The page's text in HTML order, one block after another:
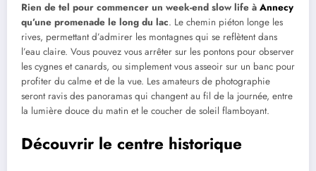
Rien de tel pour commencer un week-end slow life à Annecy
qu’une promenade le long du lac. Le chemin piéton longe les
rives, permettant d’admirer les montagnes qui se reflètent dans
l’eau claire. Vous pouvez vous arrêter sur les pontons pour observer
les cygnes et canards, ou simplement vous asseoir sur un banc pour
profiter du calme et de la vue. Les amateurs de photographie
seront ravis des panoramas qui changent au fil de la journée, entre
la lumière douce du matin et le coucher de soleil flamboyant.
Découvrir le centre historique